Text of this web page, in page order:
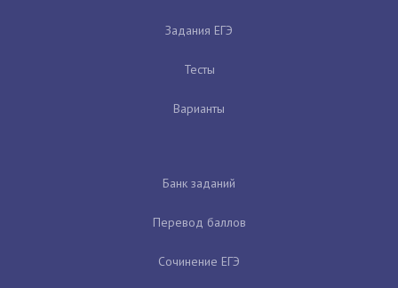
Задания ЕГЭ
Тесты
Варианты
Банк заданий
Перевод баллов
Сочинение ЕГЭ